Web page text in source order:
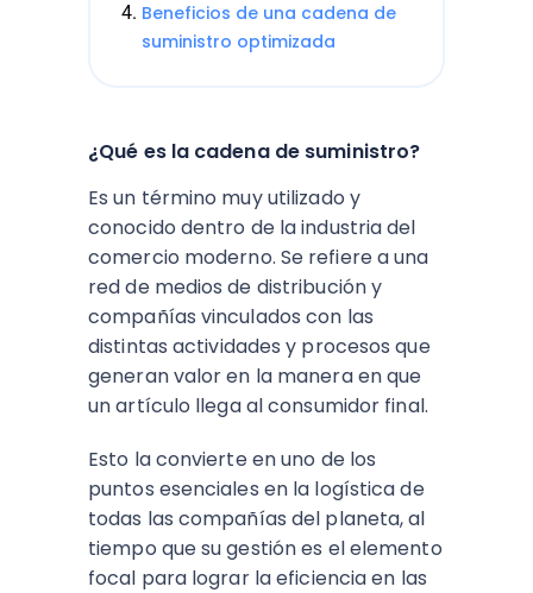
Beneficios de una cadena de
suministro optimizada
¿Qué es la cadena de suministro?
Es un término muy utilizado y
conocido dentro de la industria del
comercio moderno. Se refiere a una
red de medios de distribución y
compañías vinculados con las
distintas actividades y procesos que
generan valor en la manera en que
un artículo llega al consumidor final.
Esto la convierte en uno de los
puntos esenciales en la logística de
todas las compañías del planeta, al
tiempo que su gestión es el elemento
focal para lograr la eficiencia en las